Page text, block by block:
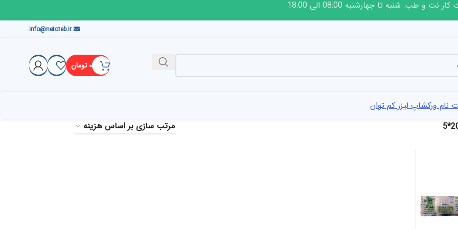
نت و طب: شنبه تا چهارشنبه 08:00 الی 18:00
info@netoteb.ir
۰ تومان
نام ورکشاپ لیزر کم توان